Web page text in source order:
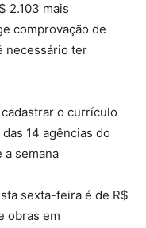
2.103 mais
comprovação de
necessário ter
o currículo
14 agências do
a semana
sexta-feira é de R$
obras em